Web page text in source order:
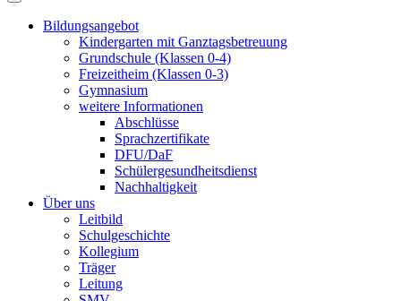
Bildungsangebot
Kindergarten mit Ganztagsbetreuung
Grundschule (Klassen 0-4)
Freizeitheim (Klassen 0-3)
Gymnasium
weitere Informationen
Abschlüsse
Sprachzertifikate
DFU/DaF
Schülergesundheitsdienst
Nachhaltigkeit
Über uns
Leitbild
Schulgeschichte
Kollegium
Träger
Leitung